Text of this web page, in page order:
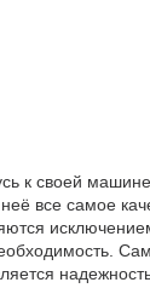
к своей машине
все самое